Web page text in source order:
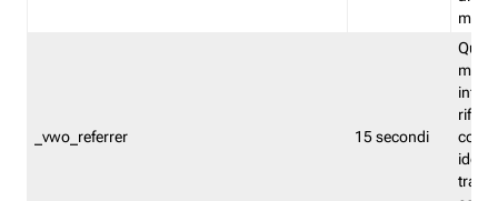
_vwo_referrer 15 secondi